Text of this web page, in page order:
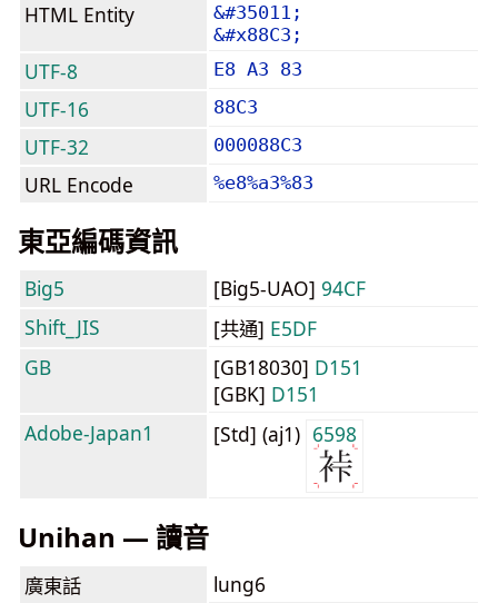
HTML Entity
&#35011;
&#x88C3;
UTF-8 E8 A3 83
UTF-16 88C3
UTF-32 000088C3
URL Encode %e8%a3%83
東亞編碼資訊
Big5 [Big5-UAO] 94CF
Shift_JIS
[共通] E5DF
GB
[GB18030] D151
[GBK] D151
Adobe-Japan1
[Std] (aj1) 6598
Unihan — 讀音
廣東話
lung6